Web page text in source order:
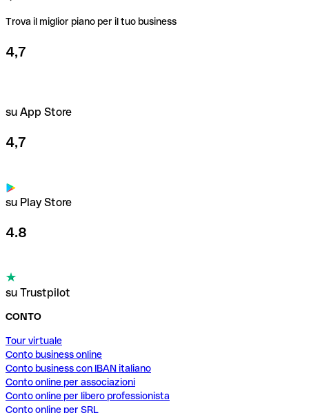
Trova il miglior piano per il tuo business
4,7
su App Store
4,7
su Play Store
4.8
su Trustpilot
CONTO
Tour virtuale
Conto business online
Conto business con IBAN italiano
Conto online per associazioni
Conto online per libero professionista
Conto online per SRL